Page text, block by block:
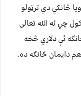
څانګي دي ترټولو
چي له الله تعالی
ئې دلاري څخه
دايمان څانګه ده.